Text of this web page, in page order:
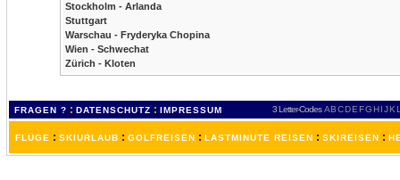
Stockholm - Arlanda
Stuttgart
Warschau - Fryderyka Chopina
Wien - Schwechat
Zürich - Kloten
FRAGEN ? : DATENSCHUTZ : IMPRESSUM 3 Letter-Codes ABCDEFGH IJKL
FLÜGE : SKIURLAUB : GOLFREISEN : LASTMINUTE REISEN : SKIREISEN :